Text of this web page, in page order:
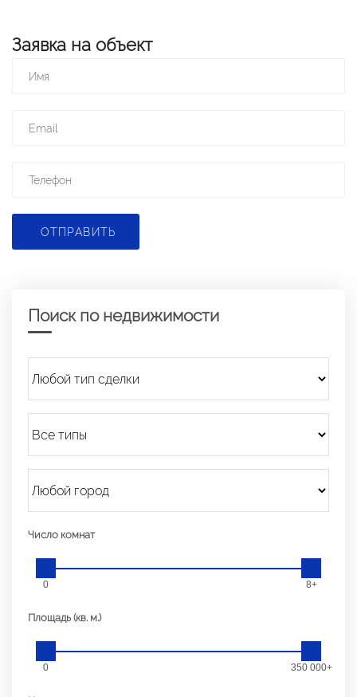
Заявка на объект
ОТПРАВИТЬ
Поиск по недвижимости
Число комнат
0 8+
Площадь (кв. м.)
0 350 000+